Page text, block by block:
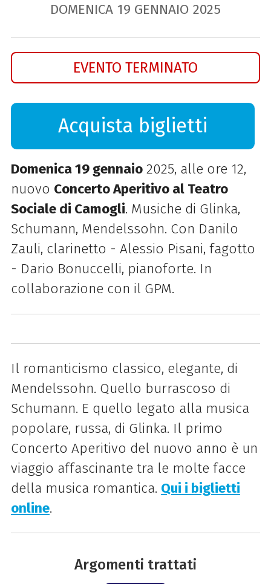
DOMENICA 19 GENNAIO 2025
EVENTO TERMINATO
Acquista biglietti
Domenica 19 gennaio2025, alle ore 12,
nuovo Concerto Aperitivo al Teatro
Sociale di Camogli. Musiche di Glinka,
Schumann, Mendelssohn. Con Danilo
Zauli, clarinetto - Alessio Pisani, fagotto
- Dario Bonuccelli, pianoforte. In
collaborazione con il GPM.
Il romanticismo classico, elegante, di
Mendelssohn. Quello burrascoso di
Schumann. E quello legato alla musica
popolare, russa, di Glinka. Il primo
Concerto Aperitivo del nuovo anno è un
viaggio affascinante tra le molte facce
della musica romantica. Qui i biglietti
online.
Argomenti trattati